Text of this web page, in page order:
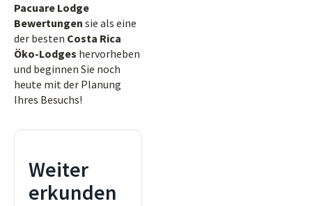
Pacuare Lodge
Bewertungen sie als eine
der besten Costa Rica
Öko-Lodges hervorheben
und beginnen Sie noch
heute mit der Planung
Ihres Besuchs!
Weiter
erkunden